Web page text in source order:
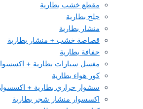
مقطع خشب بطارية
جلخ بطارية
منشار بطارية
قصاصة خشب + منشار بطارية
حفافة بطارية
مغسل سيارات بطارية + اكسسوار
كور هواء بطارية
سشوار حراري بطارية + اكسسوار
اكسسوار منشار شجر بطارية